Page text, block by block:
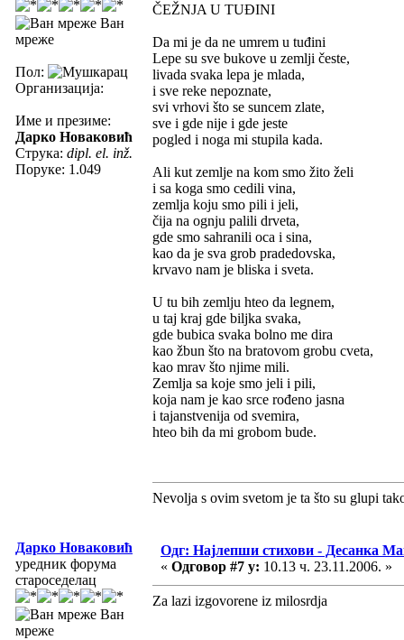
Ван
мреже
Пол:
Организација:
Име и презиме:
Дарко Новаковић
Струка: dipl. el. inž.
Поруке: 1.049
ČEŽNJA U TUĐINI
Da mi je da ne umrem u tuđini
Lepe su sve bukove u zemlji česte,
livada svaka lepa je mlada,
i sve reke nepoznate,
svi vrhovi što se suncem zlate,
sve i gde nije i gde jeste
pogled i noga mi stupila kada.
Ali kut zemlje na kom smo žito želi
i sa koga smo cedili vina,
zemlja koju smo pili i jeli,
čija na ognju palili drveta,
gde smo sahranili oca i sina,
kao da je sva grob pradedovska,
krvavo nam je bliska i sveta.
U tu bih zemlju hteo da legnem,
u taj kraj gde biljka svaka,
gde bubica svaka bolno me dira
kao žbun što na bratovom grobu cveta,
kao mrav što njime mili.
Zemlja sa koje smo jeli i pili,
koja nam je kao srce rođeno jasna
i tajanstvenija od svemira,
hteo bih da mi grobom bude.
Nevolja s ovim svetom je ta što su glupi
Дарко Новаковић
уредник форума
староседелац
Ван
мреже
Одг: Најлепши стихови - Десанка
« Одговор #7 у: 10.13 ч. 23.11.2006. »
Za lazi izgovorene iz milosrdja